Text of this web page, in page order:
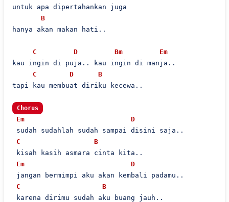
untuk apa dipertahankan juga
B
hanya akan makan hati..
C D Bm
Em
kau ingin di puja.. kau ingin di manja..
C
D
B
tapi kau membuat diriku kecewa..
Chorus
Em
D
sudah sudahlah sudah sampai disini saja..
C
B
kisah kasih asmara cinta kita..
Em
D
jangan bermimpi aku akan kembali padamu..
C
B
karena dirimu sudah aku buang jauh..